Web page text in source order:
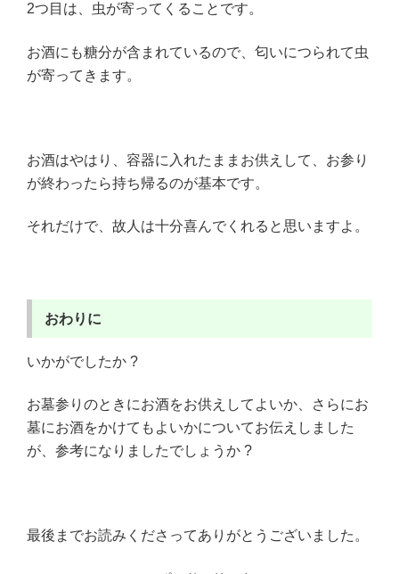
2つ目は、虫が寄ってくることです。
お酒にも糖分が含まれているので、匂いにつられて虫
が寄ってきます。
お酒はやはり、容器に入れたままお供えして、お参り
が終わったら持ち帰るのが基本です。
それだけで、故人は十分喜んでくれると思いますよ。
おわりに
いかがでしたか ?
お墓参りのときにお酒をお供えしてよいか、さらにお
墓にお酒をかけてもよいかについてお伝えしました
が、参考になりましたでしょうか ?
最後までお読みくださってありがとうございました。